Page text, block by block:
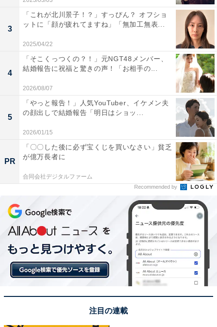
3
「これが北川景子！？」すっぴん？ オフショ
ットに「顔が疲れてますね」「無加工無表...
2025/04/22
4
「そこくっつくの？！」元NGT48メンバー、
結婚報告に祝福と驚きの声！「お相手の...
2026/08/07
5
「やっと報告！」人気YouTuber、イケメン夫
の顔出しで結婚報告「明日はショッ...
2026/01/15
PR
「〇〇した後に必ず宝くじを買いなさい」貧乏
が億万長者に
合同会社デジタルファーム
Recommended by
注目の連載